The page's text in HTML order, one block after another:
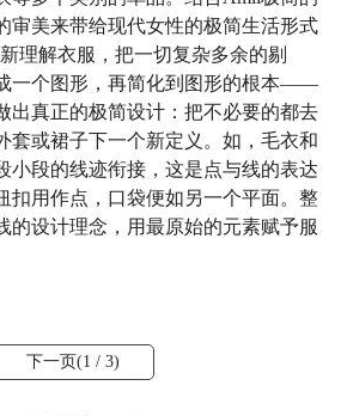
审美来带给现代女性的极简生活形式
理解衣服，把一切复杂多余的剔
一个图形，再简化到图形的根本——
出真正的极简设计：把不必要的都去
套或裙子下一个新定义。如，毛衣和
小段的线迹衔接，这是点与线的表达
扣用作点，口袋便如另一个平面。整
的设计理念，用最原始的元素赋予服
下一页(1 / 3)